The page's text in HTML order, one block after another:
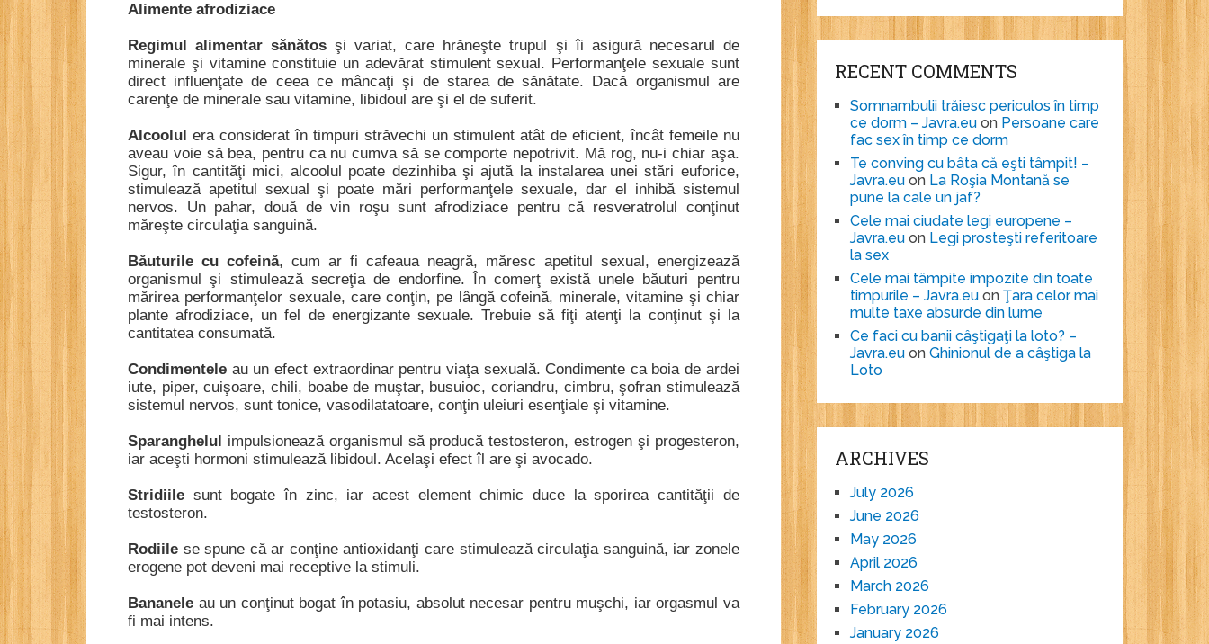
Alimente afrodiziace
Regimul alimentar sănătos şi variat, care hrăneşte trupul şi îi asigură necesarul de
minerale şi vitamine constituie un adevărat stimulent sexual. Performanţele sexuale sunt
direct influenţate de ceea ce mâncaţi şi de starea de sănătate. Dacă organismul are
carenţe de minerale sau vitamine, libidoul are şi el de suferit.
Alcoolul era considerat în timpuri străvechi un stimulent atât de eficient, încât femeile nu
aveau voie să bea, pentru ca nu cumva să se comporte nepotrivit. Mă rog, nu-i chiar aşa.
Sigur, în cantităţi mici, alcoolul poate dezinhiba şi ajută la instalarea unei stări euforice,
stimulează apetitul sexual şi poate mări performanţele sexuale, dar el inhibă sistemul
nervos. Un pahar, două de vin roşu sunt afrodiziace pentru că resveratrolul conţinut
măreşte circulaţia sanguină.
Băuturile cu cofeină, cum ar fi cafeaua neagră, măresc apetitul sexual, energizează
organismul şi stimulează secreţia de endorfine. În comerţ există unele băuturi pentru
mărirea performanţelor sexuale, care conţin, pe lângă cofeină, minerale, vitamine şi chiar
plante afrodiziace, un fel de energizante sexuale. Trebuie să fiţi atenţi la conţinut şi la
cantitatea consumată.
Condimentele au un efect extraordinar pentru viaţa sexuală. Condimente ca boia de ardei
iute, piper, cuişoare, chili, boabe de muştar, busuioc, coriandru, cimbru, şofran stimulează
sistemul nervos, sunt tonice, vasodilatatoare, conţin uleiuri esenţiale şi vitamine.
Sparanghelul
impulsionează organismul să producă testosteron, estrogen şi progesteron,
iar aceşti hormoni stimulează libidoul. Acelaşi efect îl are şi avocado.
Stridiile sunt bogate în zinc, iar acest element chimic duce la sporirea cantităţii de
testosteron.
Rodiile se spune că ar conţine antioxidanţi care stimulează circulaţia sanguină, iar zonele
erogene pot deveni mai receptive la stimuli.
Bananele au un conţinut bogat în potasiu, absolut necesar pentru muşchi, iar orgasmul va
fi mai intens.
RECENT COMMENTS
Somnambulii trăiesc periculos în timp
ce dorm – Javra.eu on Persoane care
fac sex în timp ce dorm
Te conving cu bâta că eşti tâmpit! –
Javra.eu on La Roşia Montană se
pune la cale un jaf?
Cele mai ciudate legi europene –
Javra.eu on Legi prosteşti referitoare
la sex
Cele mai tâmpite impozite din toate
timpurile – Javra.eu onŢara celor mai
multe taxe absurde din lume
Ce faci cu banii câştigaţi la loto? –
Javra.eu onGhinionul de a câştiga la
Loto
ARCHIVES
July 2026
June 2026
May 2026
April 2026
March 2026
February 2026
January 2026